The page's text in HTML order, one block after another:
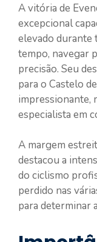
A vitória de
excepcional
elevado durante
tempo, navegar
precisão. Seu
para o Castelo
impressionante,
especialista em
A margem
destacou a
do ciclismo
perdido nas
para determinar